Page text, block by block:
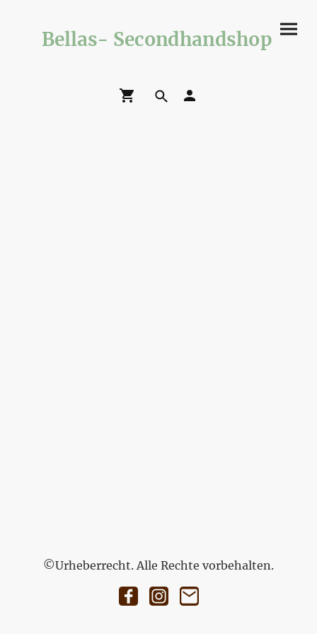
Bellas- Secondhandshop
©Urheberrecht. Alle Rechte vorbehalten.